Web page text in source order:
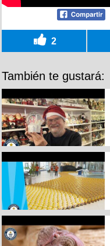
2
También te gustará: